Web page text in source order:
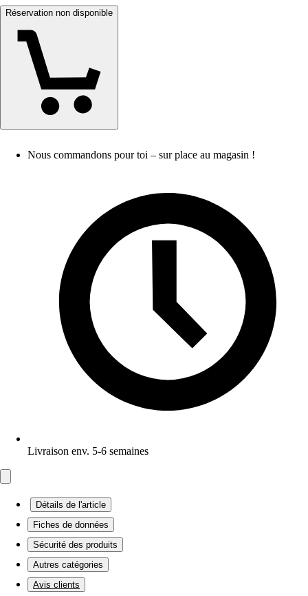
Réservation non disponible
Nous commandons pour toi – sur place au magasin !
Livraison env. 5-6 semaines
Détails de l'article
Fiches de données
Sécurité des produits
Autres catégories
Avis clients